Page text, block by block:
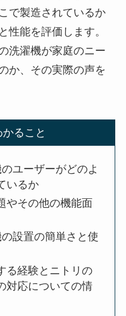
で製造されているか
性能を評価します。
洗濯機が家庭のニー
か、その実際の声を
ること
ユーザーがどのよ
いるか
やその他の機能面
設置の簡単さと使
る経験とニトリの
対応についての情